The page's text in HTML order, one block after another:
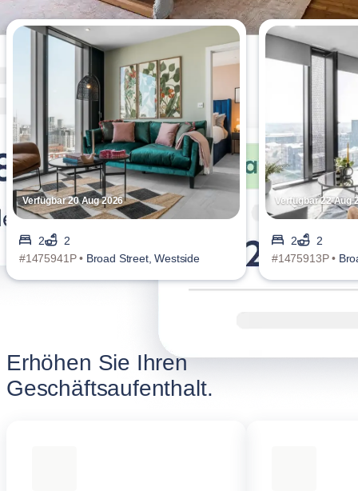
Verfügbar 20 Aug 2026
2
2
#1475941P • Broad Street, Westside
Verfügbar 22 Aug
2
2
#1475913P •
Erhöhen Sie Ihren
Geschäftsaufenthalt.